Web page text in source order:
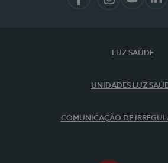
LUZ SAÚDE
UNIDADES LUZ
COMUNICAÇÃO DE